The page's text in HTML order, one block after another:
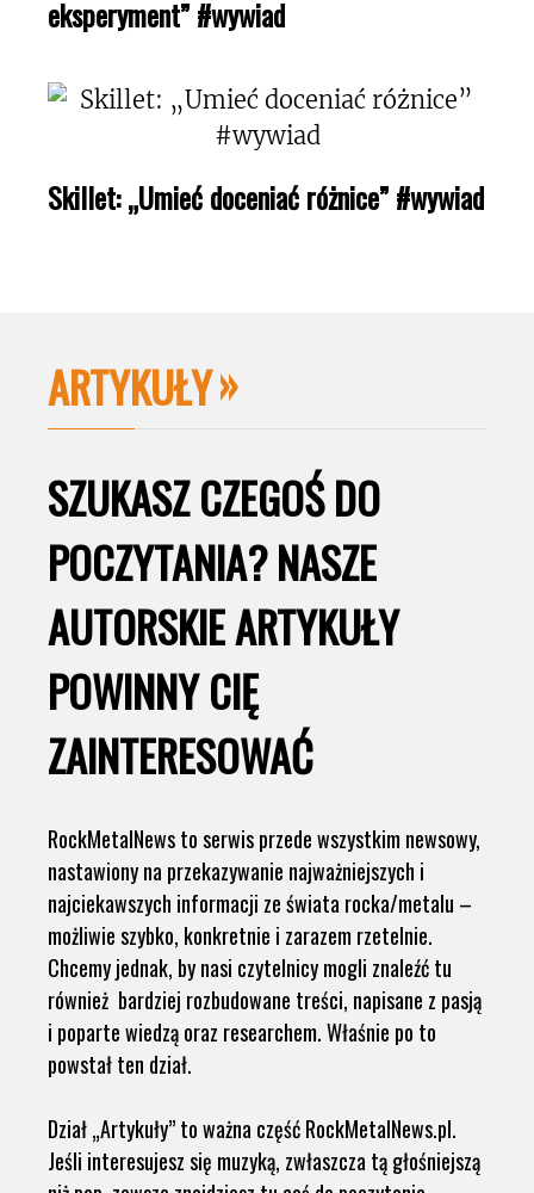
eksperyment” #wywiad
Skillet: „Umieć doceniać różnice” #wywiad
ARTYKUŁY
SZUKASZ CZEGOŚ DO
POCZYTANIA? NASZE
AUTORSKIE ARTYKUŁY
POWINNY CIĘ
ZAINTERESOWAĆ
RockMetalNews to serwis przede wszystkim newsowy,
nastawiony na przekazywanie najważniejszych i
najciekawszych informacji ze świata rocka/metalu –
możliwie szybko, konkretnie i zarazem rzetelnie.
Chcemy jednak, by nasi czytelnicy mogli znaleźć tu
również bardziej rozbudowane treści, napisane z pasją
i poparte wiedzą oraz researchem. Właśnie po to
powstał ten dział.
Dział „Artykuły” to ważna część RockMetalNews.pl.
Jeśli interesujesz się muzyką, zwłaszcza tą głośniejszą